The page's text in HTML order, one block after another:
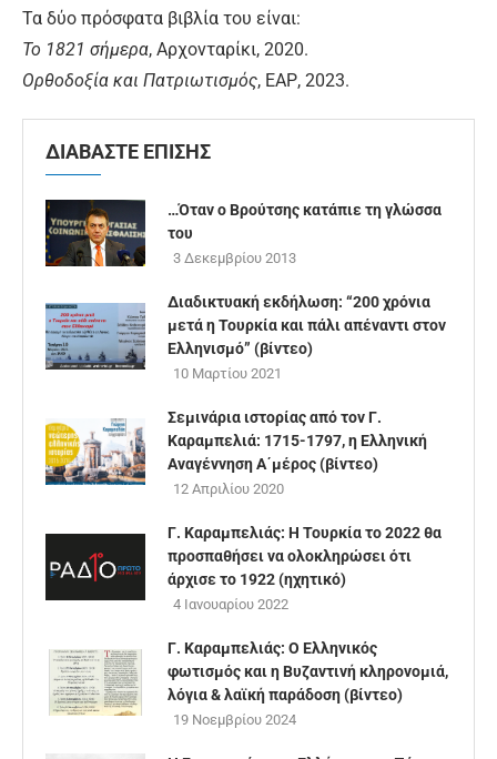
Τα δύο πρόσφατα βιβλία του είναι:
Το 1821 σήμερα, Αρχονταρίκι, 2020.
Ορθοδοξία και Πατριωτισμός, ΕΑΡ, 2023.
ΔΙΑΒΑΣΤΕ ΕΠΙΣΗΣ
…Όταν ο Βρούτσης κατάπιε τη γλώσσα
του
3 Δεκεμβρίου 2013
Διαδικτυακή εκδήλωση: “200 χρόνια
μετά η Τουρκία και πάλι απέναντι στον
Ελληνισμό” (βίντεο)
10 Μαρτίου 2021
Σεμινάρια ιστορίας από τον Γ.
Καραμπελιά: 1715-1797, η Ελληνική
Αναγέννηση Α΄μέρος (βίντεο)
12 Απριλίου 2020
Γ. Καραμπελιάς: Η Τουρκία το 2022 θα
προσπαθήσει να ολοκληρώσει ότι
άρχισε το 1922 (ηχητικό)
4 Ιανουαρίου 2022
Γ. Καραμπελιάς: Ο Ελληνικός
φωτισμός και η Βυζαντινή κληρονομιά,
λόγια & λαϊκή παράδοση (βίντεο)
19 Νοεμβρίου 2024